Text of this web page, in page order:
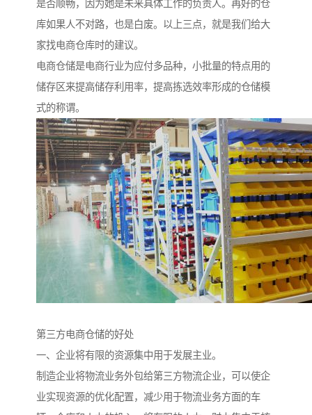
是否顺畅，因为她是未来具体工作的负责人。再好的仓
库如果人不对路，也是白废。以上三点，就是我们给大
家找电商仓库时的建议。
电商仓储是电商行业为应付多品种，小批量的特点用的
储存区来提高储存利用率，提高拣选效率形成的仓储模
式的称谓。
第三方电商仓储的好处
一、企业将有限的资源集中用于发展主业。
制造企业将物流业务外包给第三方物流企业，可以使企
业实现资源的优化配置，减少用于物流业务方面的车